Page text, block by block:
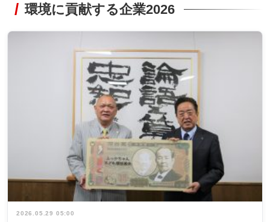
環境に貢献する企業2026
2026.05.29 05:00